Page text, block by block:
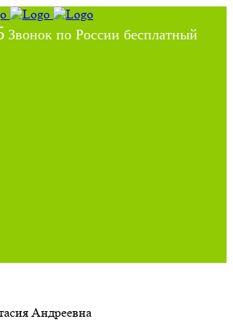
Звонок по России бесплатный
Андреевна